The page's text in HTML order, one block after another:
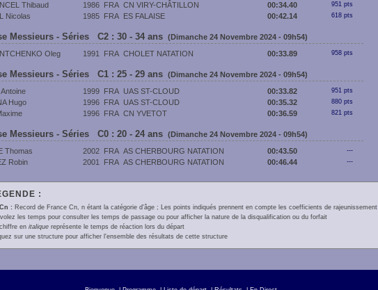
Thibaud 1986 FRA CN VIRY-CHÂTILLON 00:34.40 951 pts
Nicolas 1985 FRA ES FALAISE 00:42.14 618 pts
Messieurs - Séries C2 : 30 - 34 ans (Dimanche 24 Novembre 2024 - 09h54)
Oleg 1991 FRA CHOLET NATATION 00:33.89 958 pts
Messieurs - Séries C1 : 25 - 29 ans (Dimanche 24 Novembre 2024 - 09h54)
1999 FRA UAS ST-CLOUD 00:33.82 951 pts
Hugo 1996 FRA UAS ST-CLOUD 00:35.32 880 pts
1996 FRA CN YVETOT 00:36.59 821 pts
Messieurs - Séries C0 : 20 - 24 ans (Dimanche 24 Novembre 2024 - 09h54)
Thomas 2002 FRA AS CHERBOURG NATATION 00:43.50 ---
Robin 2001 FRA AS CHERBOURG NATATION 00:46.44 ---
:
: Record de France Cn, n étant la catégorie d'âge ; Les points indiqués prennent en compte les coefficients de rajeunissement
les temps pour consulter les temps de passage ou pour afficher la nature de la disqualification ou du forfait
en italiquereprésente le temps de réaction lors du départ
sur une structure pour afficher l'ensemble des résultats de cette structure